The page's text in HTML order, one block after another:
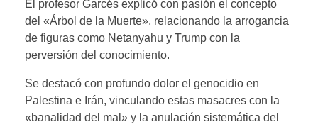
El profesor Garcés explicó con pasión el concepto
del «Árbol de la Muerte», relacionando la arrogancia
de figuras como Netanyahu y Trump con la
perversión del conocimiento.
Se destacó con profundo dolor el genocidio en
Palestina e Irán, vinculando estas masacres con la
«banalidad del mal» y la anulación sistemática del